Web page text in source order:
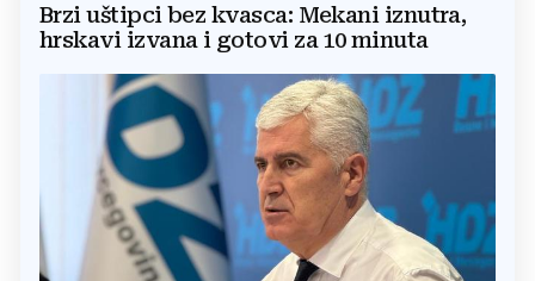
Brzi uštipci bez kvasca: Mekani iznutra,
hrskavi izvana i gotovi za 10 minuta